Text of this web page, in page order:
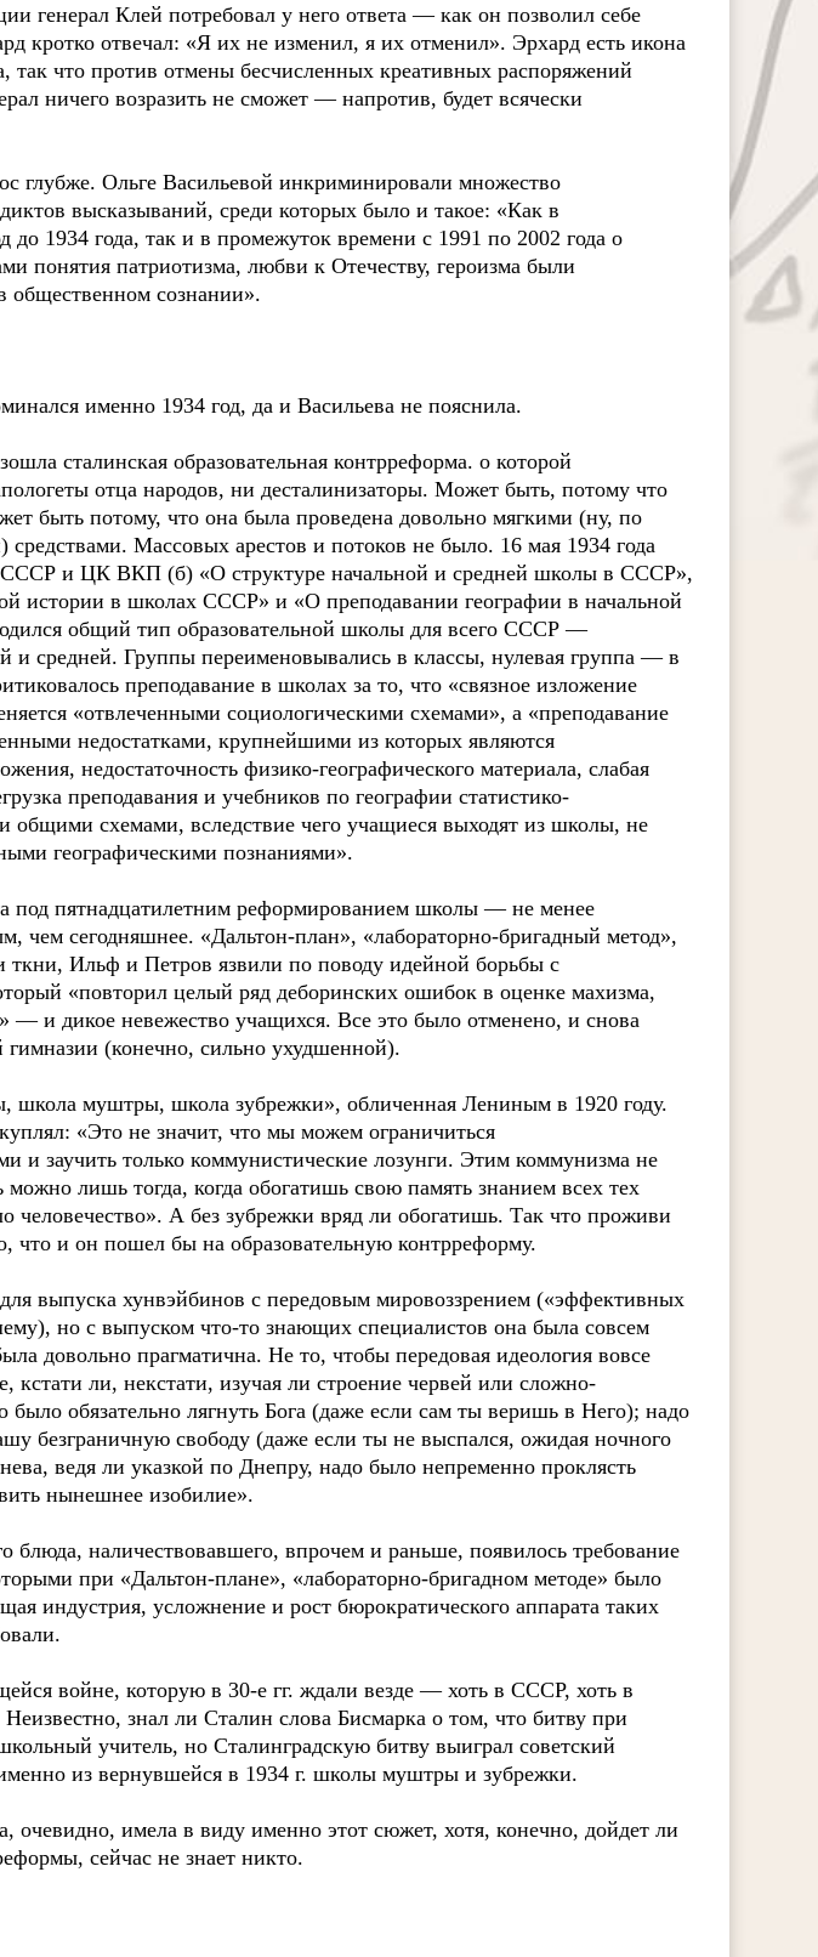
генерал Клей потребовал у него ответа — как он позволил себе
кротко отвечал: «Я их не изменил, я их отменил». Эрхард есть икона
так что против отмены бесчисленных креативных распоряжений
ничего возразить не сможет — напротив, будет всячески
глубже. Ольге Васильевой инкриминировали множество
высказываний, среди которых было и такое: «Как в
1934 года, так и в промежуток времени с 1991 по 2002 года о
понятия патриотизма, любви к Отечеству, героизма были
общественном сознании».
именно 1934 год, да и Васильева не пояснила.
сталинская образовательная контрреформа. о которой
отца народов, ни десталинизаторы. Может быть, потому что
быть потому, что она была проведена довольно мягкими (ну, по
Массовых арестов и потоков не было. 16 мая 1934 года
и ЦК ВКП (б) «О структуре начальной и средней школы в СССР»,
истории в школах СССР» и «О преподавании географии в начальной
общий тип образовательной школы для всего СССР —
и средней. Группы переименовывались в классы, нулевая группа — в
преподавание в школах за то, что «связное изложение
«отвлеченными социологическими схемами», а «преподавание
недостатками, крупнейшими из которых являются
недостаточность физико-географического материала, слабая
преподавания и учебников по географии статистико-
общими схемами, вследствие чего учащиеся выходят из школы, не
географическими познаниями».
под пятнадцатилетним реформированием школы — не менее
чем сегодняшнее. «Дальтон-план», «лабораторно-бригадный метод»,
ткни, Ильф и Петров язвили по поводу идейной борьбы с
«повторил целый ряд деборинских ошибок в оценке махизма,
— и дикое невежество учащихся. Все это было отменено, и снова
гимназии (конечно, сильно ухудшенной).
школа муштры, школа зубрежки», обличенная Лениным в 1920 году.
«Это не значит, что мы можем ограничиться
и заучить только коммунистические лозунги. Этим коммунизма не
лишь тогда, когда обогатишь свою память знанием всех тех
человечество». А без зубрежки вряд ли обогатишь. Так что проживи
что и он пошел бы на образовательную контрреформу.
выпуска хунвэйбинов с передовым мировоззрением («эффективных
но с выпуском что-то знающих специалистов она была совсем
довольно прагматична. Не то, чтобы передовая идеология вовсе
ли, некстати, изучая ли строение червей или сложно-
обязательно лягнуть Бога (даже если сам ты веришь в Него); надо
безграничную свободу (даже если ты не выспался, ожидая ночного
ведя ли указкой по Днепру, надо было непременно проклясть
нынешнее изобилие».
блюда, наличествовавшего, впрочем и раньше, появилось требование
при «Дальтон-плане», «лабораторно-бригадном методе» было
индустрия, усложнение и рост бюрократического аппарата таких
войне, которую в 30-е гг. ждали везде — хоть в СССР, хоть в
знал ли Сталин слова Бисмарка о том, что битву при
учитель, но Сталинградскую битву выиграл советский
из вернувшейся в 1934 г. школы муштры и зубрежки.
очевидно, имела в виду именно этот сюжет, хотя, конечно, дойдет ли
сейчас не знает никто.